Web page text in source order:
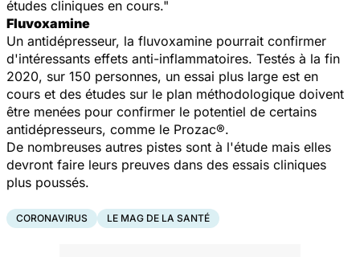
études cliniques en cours."
Fluvoxamine
Un antidépresseur, la fluvoxamine pourrait confirmer
d'intéressants effets anti-inflammatoires. Testés à la fin
2020, sur 150 personnes, un essai plus large est en
cours et des études sur le plan méthodologique doivent
être menées pour confirmer le potentiel de certains
antidépresseurs, comme le Prozac®.
De nombreuses autres pistes sont à l'étude mais elles
devront faire leurs preuves dans des essais cliniques
plus poussés.
CORONAVIRUS LE MAG DE LA SANTÉ